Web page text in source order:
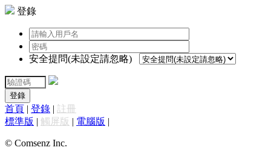
登錄
安全提問(未設定請忽略)
登錄
首頁 | 登錄 | 註冊
標準版 | 觸屏版 | 電腦版 |
© Comsenz Inc.